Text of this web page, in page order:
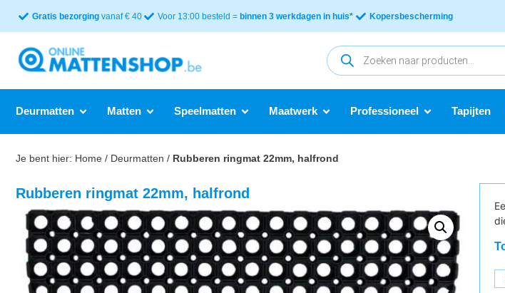
Gratis bezorging vanaf € 40 Voor 13:00 besteld = binnen 3 werkdagen in huis* Kopersbescherming
Deurmatten Matten Speelmatten Maatwerk Professioneel Tapijten
Je bent hier: Home / Deurmatten / Rubberen ringmat 22mm, halfrond
Rubberen ringmat 22mm, halfrond